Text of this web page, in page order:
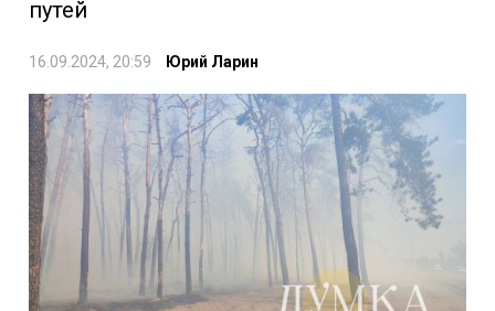
путей
16.09.2024, 20:59 Юрий Ларин